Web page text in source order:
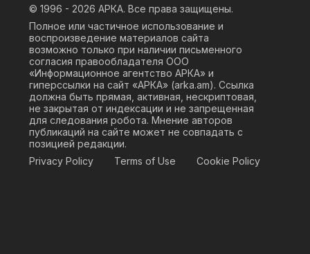
© 1996 - 2026 АРКА. Все права защищены.
Полное или частичное использование и
воспроизведение материалов сайта
возможно только при наличии письменного
согласия правообладателя ООО
«Информационное агентство АРКА» и
гиперссылки на сайт «АРКА» (arka.am). Ссылка
должна быть прямая, активная, нескриптовая,
не закрытая от индексации и не запрещенная
для следования робота. Мнение авторов
публикаций на сайте может не совпадать с
позицией редакции.
Privacy Policy
Terms of Use Cookie Policy